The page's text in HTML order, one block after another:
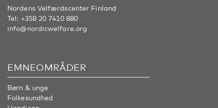
Nordens Velfærdscenter Finland
Tel: +358 20 7410 880
info@nordicwelfare.org
EMNEOMRÅDER
Børn & unge
Folkesundhed